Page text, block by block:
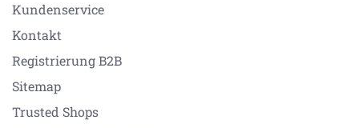
Kundenservice
Kontakt
Registrierung B2B
Sitemap
Trusted Shops